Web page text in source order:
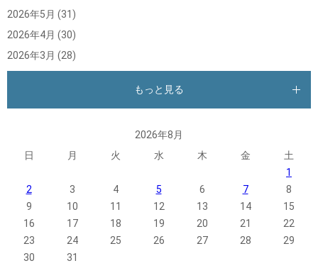
2026年5月 (31)
2026年4月 (30)
2026年3月 (28)
もっと見る
2026年8月
日
月 火 水 木 金
土
1
2
3 4 5 6 7
8
9
10 11 12 13 14
15
16
17 18 19 20 21
22
23
24 25 26 27 28
29
30
31